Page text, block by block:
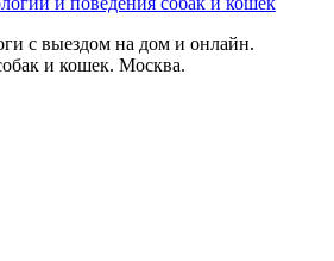
с выездом на дом и онлайн.
и кошек. Москва.